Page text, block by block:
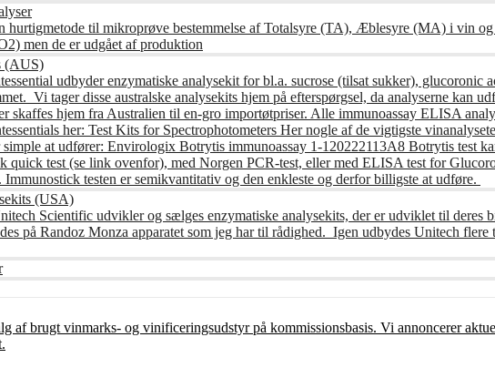
hurtigmetode til mikroprøve bestemmelse af Totalsyre (TA), Æblesyre (MA) i vin
men de er udgået af produktion
(AUS)
udbyder enzymatiske analysekit for bl.a. sucrose (tilsat sukker),
Vi tager disse australske analysekits hjem på efterspørgsel, da analyserne kan
skaffes hjem fra Australien til en-gro importøtpriser. Alle immunoassay ELISA
her: Test Kits for Spectrophotometers Her nogle af de vigtigste
simple at udfører: Envirologix Botrytis immunoassay 1-120222113A8 Botrytis test
quick test (se link ovenfor), med Norgen PCR-test, eller med ELISA test for
testen er semikvantitativ og den enkleste og derfor billigste at udføre.
(USA)
Scientific udvikler og sælges enzymatiske analysekits, der er udviklet til deres
på Randoz Monza apparatet som jeg har til rådighed. Igen udbydes Unitech
af brugt vinmarks- og vinificeringsudstyr på kommissionsbasis. Vi annoncerer